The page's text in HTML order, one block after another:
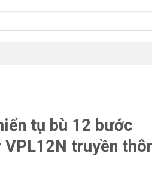
tụ bù 12 bước
VPL12N truyền